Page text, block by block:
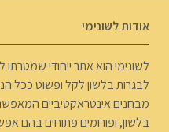
אודות לשונימי
לשונימי הוא אתר ייחודי
לבגרות בלשון לקל ופשוט ככל
מבחנים אינטראקטיביים
בלשון, ופורומים פתוחים בהם